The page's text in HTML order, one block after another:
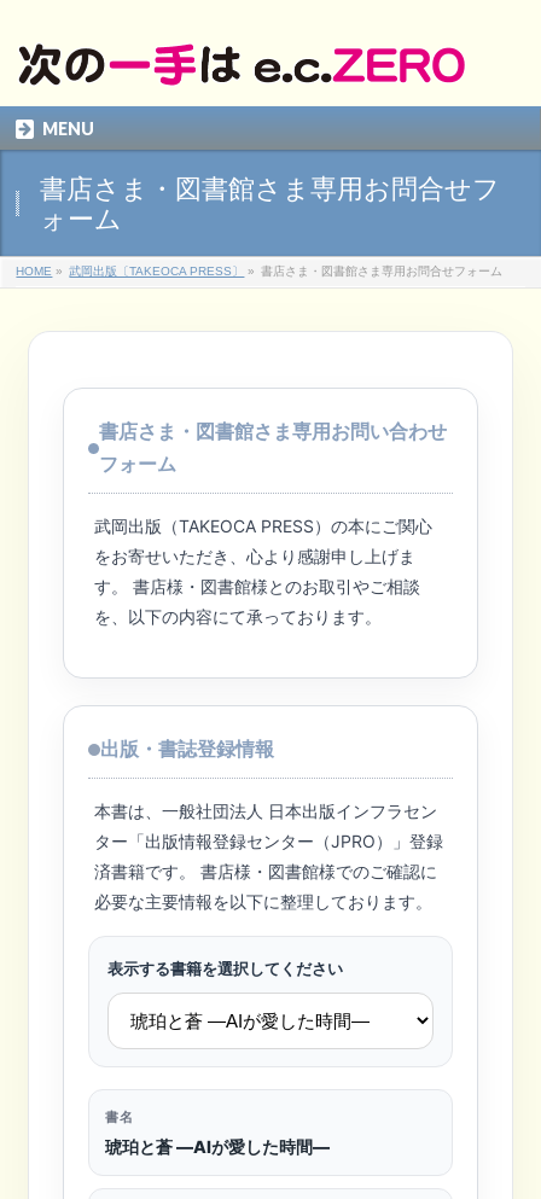
MENU
書店さま・図書館さま専用お問合せフ
ォーム
HOME » 武岡出版〔TAKEOCA PRESS〕 » 書店さま・図書館さま専用お問合せフォーム
書店さま・図書館さま専用お問い合わせ
フォーム
武岡出版（TAKEOCA PRESS）の本にご関心
をお寄せいただき、心より感謝申し上げま
す。 書店様・図書館様とのお取引やご相談
を、以下の内容にて承っております。
出版・書誌登録情報
本書は、一般社団法人 日本出版インフラセン
ター「出版情報登録センター（JPRO）」登録
済書籍です。 書店様・図書館様でのご確認に
必要な主要情報を以下に整理しております。
表示する書籍を選択してください
書名
琥珀と蒼 ―AIが愛した時間―